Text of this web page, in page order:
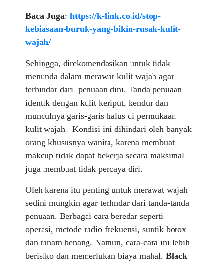
Baca Juga:https://k-link.co.id/stop-
kebiasaan-buruk-yang-bikin-rusak-kulit-
wajah/
Sehingga, direkomendasikan untuk tidak
menunda dalam merawat kulit wajah agar
terhindar dari penuaan dini. Tanda penuaan
identik dengan kulit keriput, kendur dan
munculnya garis-garis halus di permukaan
kulit wajah. Kondisi ini dihindari oleh banyak
orang khususnya wanita, karena membuat
makeup tidak dapat bekerja secara maksimal
juga membuat tidak percaya diri.
Oleh karena itu penting untuk merawat wajah
sedini mungkin agar terhndar dari tanda-tanda
penuaan. Berbagai cara beredar seperti
operasi, metode radio frekuensi, suntik botox
dan tanam benang. Namun, cara-cara ini lebih
berisiko dan memerlukan biaya mahal.Black